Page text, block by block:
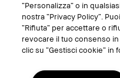
“Personalizza” o in
nostra “Privacy Policy”.
“Rifiuta” per accettare o
revocare il tuo consenso
clic su “Gestisci cookie” in